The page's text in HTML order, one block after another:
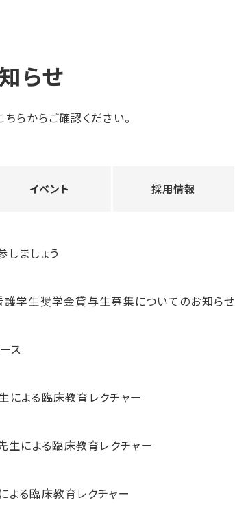
らせ
らからご確認ください。
イベント 採用情報
ましょう
学生奨学金貸与生募集についてのお知らせ
ス
による臨床教育レクチャー
による臨床教育レクチャー
よる臨床教育レクチャー